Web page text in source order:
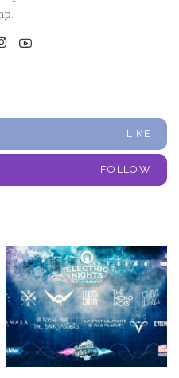
LIKE
FOLLOW